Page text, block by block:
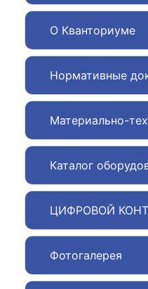
О Кванториуме
Нормативные
Материально-
Каталог
ЦИФРОВОЙ
Фотогалерея